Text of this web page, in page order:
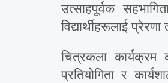
उत्साहपूर्वक
विद्यार्थीहरूलाई
चित्रकला
प्रतियोगिता र